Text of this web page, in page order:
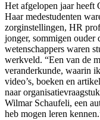
Het afgelopen jaar heeft
Haar medestudenten
zorginstellingen, HR
jonger, sommigen ouder
wetenschappers waren
werkveld. “Een van de
veranderkunde, waarin
video’s, boeken en
naar
Wilmar Schaufeli, een
heb mogen leren